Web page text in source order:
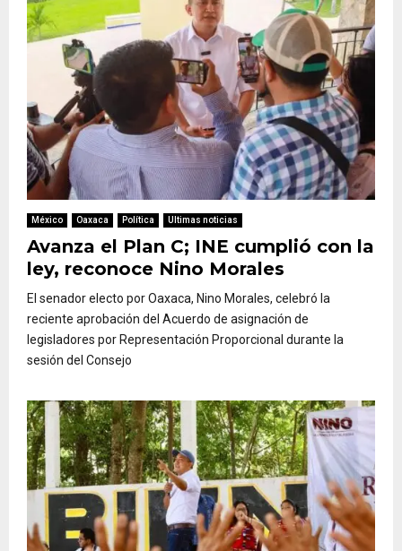
México Oaxaca Política Ultimas noticias
Avanza el Plan C; INE cumplió con la
ley, reconoce Nino Morales
El senador electo por Oaxaca, Nino Morales, celebró la
reciente aprobación del Acuerdo de asignación de
legisladores por Representación Proporcional durante la
sesión del Consejo